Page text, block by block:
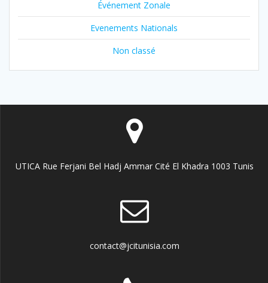
Événement Zonale
Evenements Nationals
Non classé
UTICA Rue Ferjani Bel Hadj Ammar Cité El Khadra 1003 Tunis
contact@jcitunisia.com